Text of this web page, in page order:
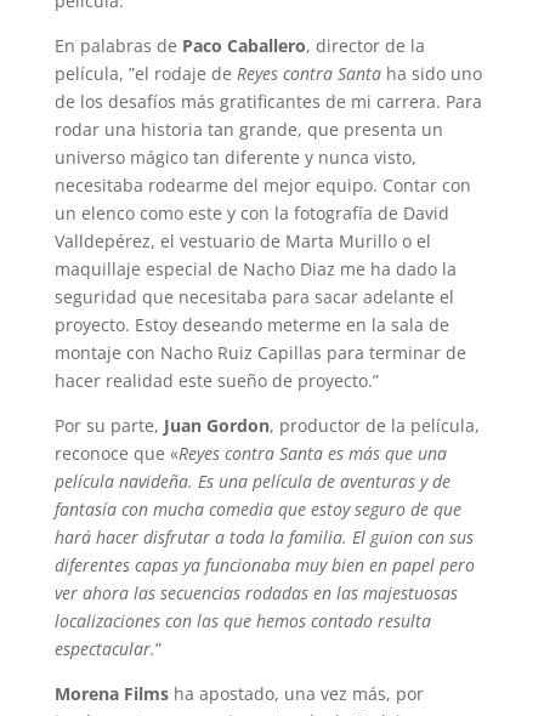
En palabras de Paco Caballero, director de la
película, ”el rodaje de Reyes contra Santaha sido uno
de los desafíos más gratificantes de mi carrera. Para
rodar una historia tan grande, que presenta un
universo mágico tan diferente y nunca visto,
necesitaba rodearme del mejor equipo. Contar con
un elenco como este y con la fotografía de David
Valldepérez, el vestuario de Marta Murillo o el
maquillaje especial de Nacho Diaz me ha dado la
seguridad que necesitaba para sacar adelante el
proyecto. Estoy deseando meterme en la sala de
montaje con Nacho Ruiz Capillas para terminar de
hacer realidad este sueño de proyecto.”
Por su parte, Juan Gordon, productor de la película,
reconoce que «Reyes contra Santa es más que una
película navideña. Es una película de aventuras y de
fantasía con mucha comedia que estoy seguro de que
hará hacer disfrutar a toda la familia. El guion con sus
diferentes capas ya funcionaba muy bien en papel pero
ver ahora las secuencias rodadas en las majestuosas
localizaciones con las que hemos contado resulta
espectacular.”
Morena Filmsha apostado, una vez más, por